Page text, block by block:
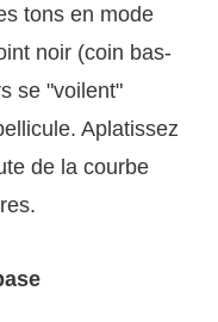
tons en mode
noir (coin bas-
se "voilent"
Aplatissez
de la courbe